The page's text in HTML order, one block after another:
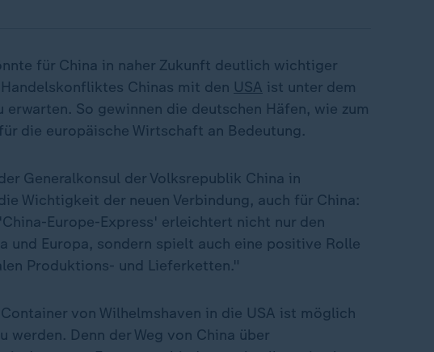
für China in naher Zukunft deutlich wichtiger
Chinas mit den USA ist unter dem
erwarten. So gewinnen die deutschen Häfen, wie zum
die europäische Wirtschaft an Bedeutung.
Generalkonsul der Volksrepublik China in
Wichtigkeit der neuen Verbindung, auch für China:
Europe-Express' erleichtert nicht nur den
und Europa, sondern spielt auch eine positive Rolle
Produktions- und Lieferketten."
von Wilhelmshaven in die USA ist möglich
werden. Denn der Weg von China über